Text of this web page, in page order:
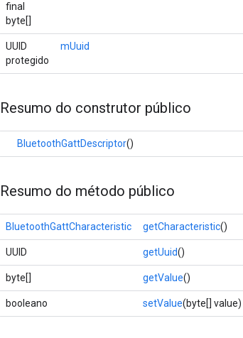
final
byte[]
UUID
protegido
mUuid
Resumo do construtor público
BluetoothGattDescriptor()
Resumo do método público
BluetoothGattCharacteristic getCharacteristic()
UUID getUuid()
byte[] getValue()
booleano setValue(byte[] value)